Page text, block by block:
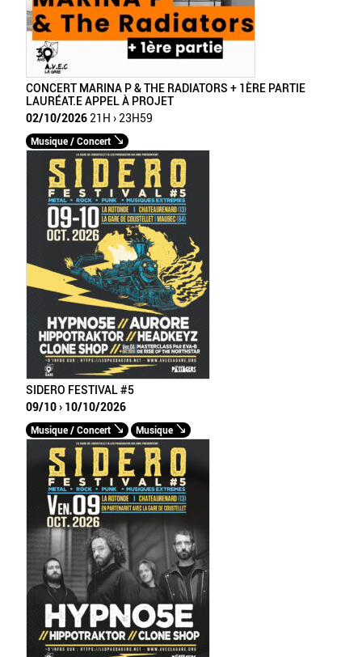
CONCERT MARINA P & THE RADIATORS + 1ÈRE PARTIE
LAURÉAT.E APPEL À PROJET
02/10/2026 21H › 23H59
Musique / Concert
SIDERO FESTIVAL #5
09/10 › 10/10/2026
Musique / Concert Musique